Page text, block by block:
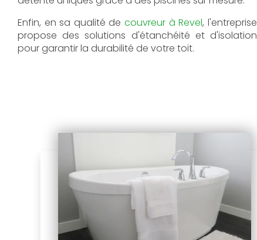
Enfin, en sa qualité decouvreur à Revel, l'entreprise
propose des solutions d'étanchéité et d'isolation
pour garantir la durabilité de votre toit.